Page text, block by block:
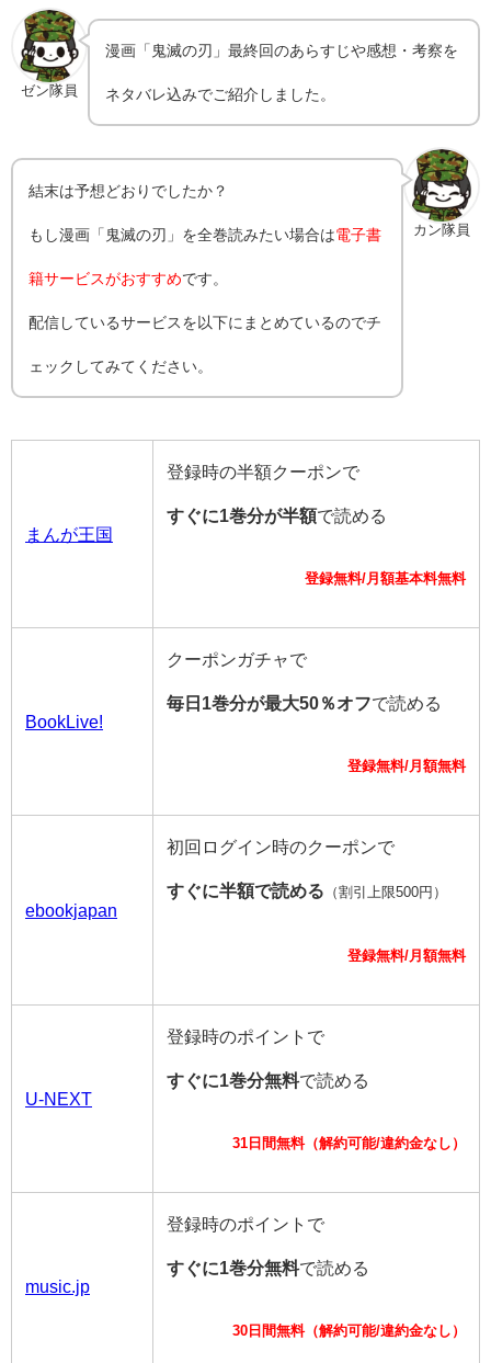
ゼン隊員
漫画「鬼滅の刃」最終回のあらすじや感想・考察を
ネタバレ込みでご紹介しました。
カン隊員
結末は予想どおりでしたか？
もし漫画「鬼滅の刃」を全巻読みたい場合は電子書
籍サービスがおすすめです。
配信しているサービスを以下にまとめているのでチ
ェックしてみてください。
まんが王国
登録時の半額クーポンで
すぐに1巻分が半額で読める
登録無料/月額基本料無料
BookLive!
クーポンガチャで
毎日1巻分が最大50％オフで読める
登録無料/月額無料
ebookjapan
初回ログイン時のクーポンで
すぐに半額で読める （割引上限500円）
登録無料/月額無料
U-NEXT
登録時のポイントで
すぐに1巻分無料で読める
31日間無料（解約可能/違約金なし）
music.jp
登録時のポイントで
すぐに1巻分無料で読める
30日間無料（解約可能/違約金なし）